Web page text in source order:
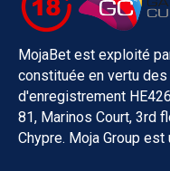
MojaBet est exploité
constituée en vertu
d'enregistrement
81, Marinos Court, 3rd
Chypre. Moja Group